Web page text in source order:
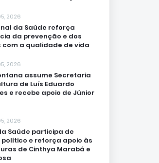
2026
da Saúde reforça
da prevenção e dos
com a qualidade de vida
2026
assume Secretaria
de Luís Eduardo
e recebe apoio de Júnior
2026
Saúde participa de
e reforça apoio às
de Cinthya Marabá e